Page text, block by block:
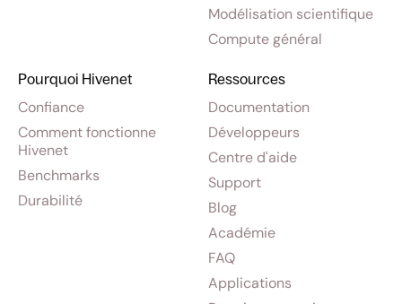
Modélisation scientifique
Compute général
Pourquoi Hivenet
Confiance
Comment fonctionne
Hivenet
Benchmarks
Durabilité
Ressources
Documentation
Développeurs
Centre d'aide
Support
Blog
Académie
FAQ
Applications